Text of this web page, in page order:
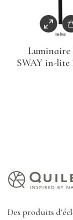
Luminaire
SWAY in-lite
Des produits